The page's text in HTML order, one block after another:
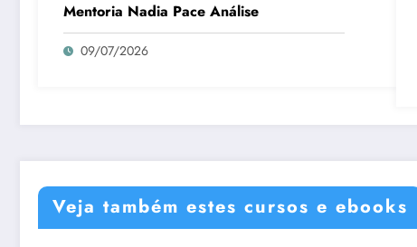
Mentoria Nadia Pace Análise
09/07/2026
Veja também estes cursos e ebooks